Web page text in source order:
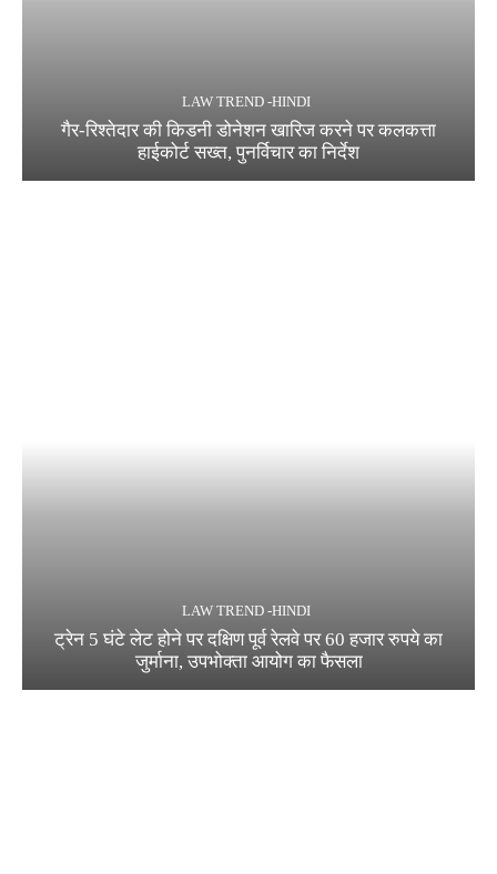
LAW TREND -HINDI
गैर-रिश्तेदार की किडनी डोनेशन खारिज करने पर कलकत्ता
हाईकोर्ट सख्त, पुनर्विचार का निर्देश
LAW TREND -HINDI
ट्रेन 5 घंटे लेट होने पर दक्षिण पूर्व रेलवे पर 60 हजार रुपये का
जुर्माना, उपभोक्ता आयोग का फैसला